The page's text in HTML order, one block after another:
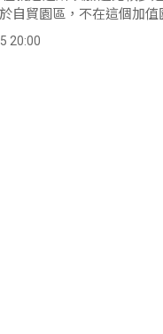
自貿園區，不在這個加值
20:00